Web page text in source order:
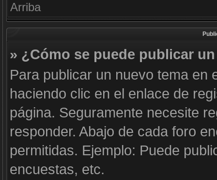
Arriba
» ¿Cómo se puede publicar
Para publicar un nuevo tema en
haciendo clic en el enlace de
página. Seguramente necesite
responder. Abajo de cada foro
permitidas. Ejemplo: Puede
encuestas, etc.